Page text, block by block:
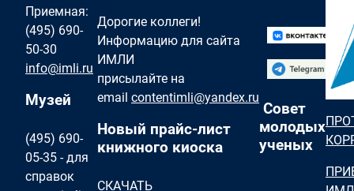
Приемная:
(495) 690-
50-30
info@imli.ru
Музей
(495) 690-
05-35 - для
справок
Дорогие коллеги!
Информацию для сайта
ИМЛИ
присылайте на
email contentimli@yandex.ru
Новый прайс-лист
книжного киоска
СКАЧАТЬ
Совет
молодых
ученых